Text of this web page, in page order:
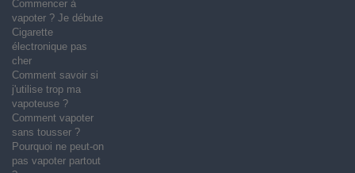
Commencer à
vapoter ? Je débute
Cigarette
électronique pas
cher
Comment savoir si
j'utilise trop ma
vapoteuse ?
Comment vapoter
sans tousser ?
Pourquoi ne peut-on
pas vapoter partout